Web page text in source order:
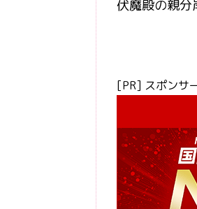
伏魔殿の親分
[PR] スポンサ